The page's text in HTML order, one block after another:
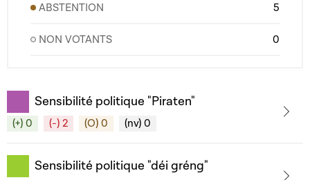
ABSTENTION 5
NON VOTANTS 0
Sensibilité politique "Piraten"
(+) 0 (-) 2 (O) 0 (nv) 0
Sensibilité politique "déi gréng"